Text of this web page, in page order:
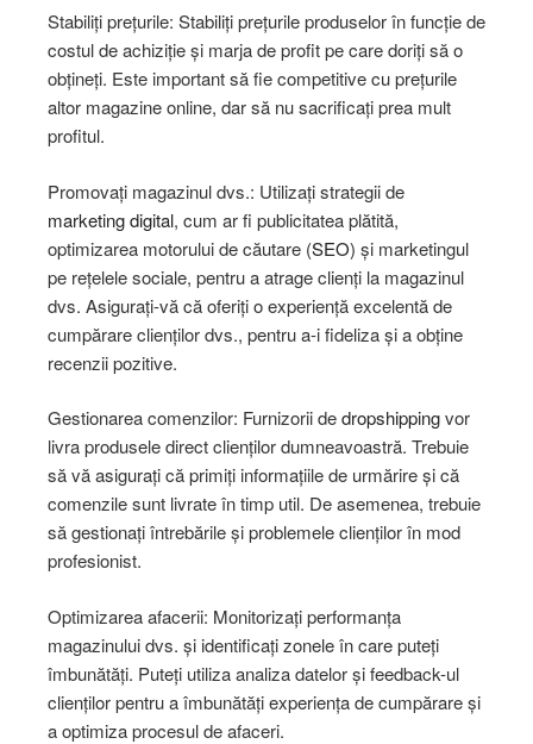
Stabiliți prețurile: Stabiliți prețurile produselor în funcție de
costul de achiziție și marja de profit pe care doriți să o
obțineți. Este important să fie competitive cu prețurile
altor magazine online, dar să nu sacrificați prea mult
profitul.
Promovați magazinul dvs.: Utilizați strategii de
marketing digital, cum ar fi publicitatea plătită,
optimizarea motorului de căutare (SEO) și marketingul
pe rețelele sociale, pentru a atrage clienți la magazinul
dvs. Asigurați-vă că oferiți o experiență excelentă de
cumpărare clienților dvs., pentru a-i fideliza și a obține
recenzii pozitive.
Gestionarea comenzilor: Furnizorii dedropshippingvor
livra produsele direct clienților dumneavoastră. Trebuie
să vă asigurați că primiți informațiile de urmărire și că
comenzile sunt livrate în timp util. De asemenea, trebuie
să gestionați întrebările și problemele clienților în mod
profesionist.
Optimizarea afacerii: Monitorizați performanța
magazinului dvs. și identificați zonele în care puteți
îmbunătăți. Puteți utiliza analiza datelor și feedback-ul
clienților pentru a îmbunătăți experiența de cumpărare și
a optimiza procesul de afaceri.